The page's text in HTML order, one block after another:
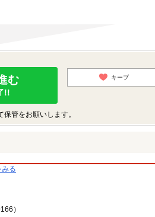
む
!!
キープ
管をお願いします。
る
）